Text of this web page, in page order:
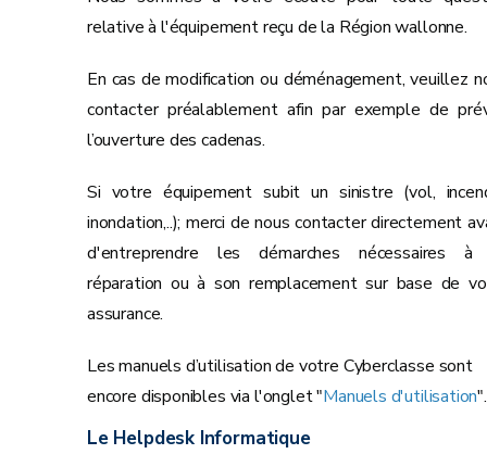
relative à l'équipement reçu de la Région wallonne.
En cas de modification ou déménagement, veuillez
contacter préalablement afin par exemple de
l’ouverture des cadenas.
Si votre équipement subit un sinistre (vol,
inondation,..); merci de nous contacter directement
d'entreprendre les démarches nécessaires à
réparation ou à son remplacement sur base de
assurance.
Les manuels d’utilisation de votre Cyberclasse sont
encore disponibles via l'onglet "Manuels d'utilisation".
Le Helpdesk Informatique